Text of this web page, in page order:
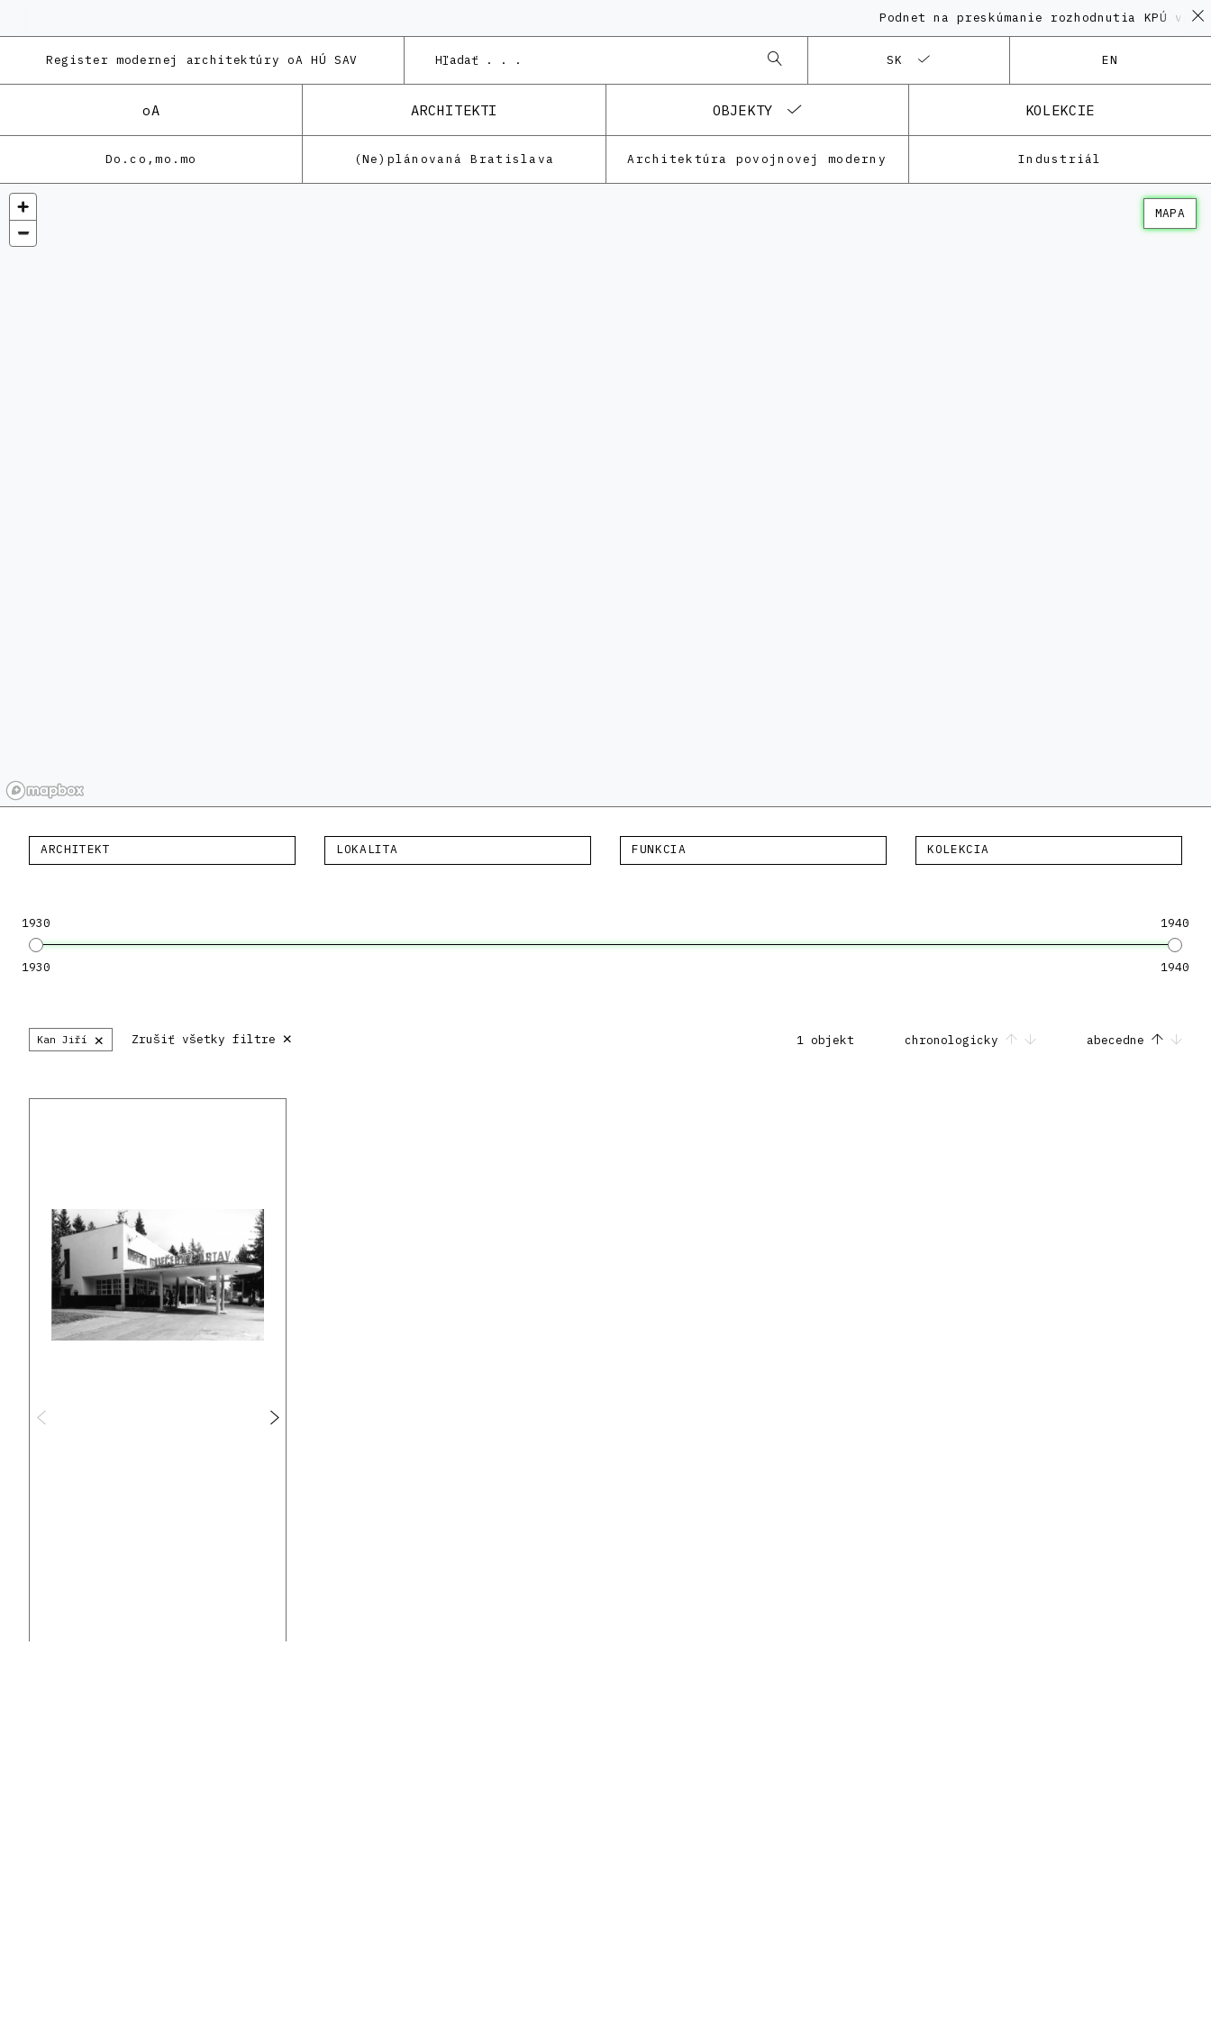
Podnet na preskúmanie rozhodnutia KPÚ vo
Register modernej architektúry oA HÚ SAV SK EN
oA ARCHITEKTI OBJEKTY KOLEKCIE
Do.co,mo.mo (Ne)plánovaná Bratislava Architektúra povojnovej moderny Industriál
MAPA
ARCHITEKT LOKALITA FUNKCIA KOLEKCIA
1930 1940
1930 1940
Kan Jiří × Zrušiť všetky filtre × 1 objekt chronologicky abecedne